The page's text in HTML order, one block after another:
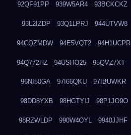
92QF91PP 939W5AR4 93BCKCKZ
93L2IZDP 93Q1LPRJ 944UTVW8
94CQZMDW 94E5VQT2 94H1UCPR
94Q772HZ 94USHO25 95QVZ7XT
96NI50GA 97I66QKU 97IBUWKR
98DD8YXB 98HGTYIJ 98P1JO9O
98RZWLDP 990W4OYL 9940JJHF